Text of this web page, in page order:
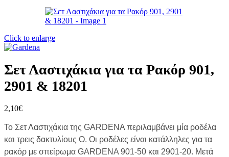
Click to enlarge
Σετ Λαστιχάκια για τα Ρακόρ 901,
2901 & 18201
2,10€
Το Σετ Λαστιχάκια της GARDENA περιλαμβάνει μία ροδέλα
και τρεις δακτυλίους O. Οι ροδέλες είναι κατάλληλες για τα
ρακόρ με σπείρωμα GARDENA 901-50 και 2901-20. Μετά